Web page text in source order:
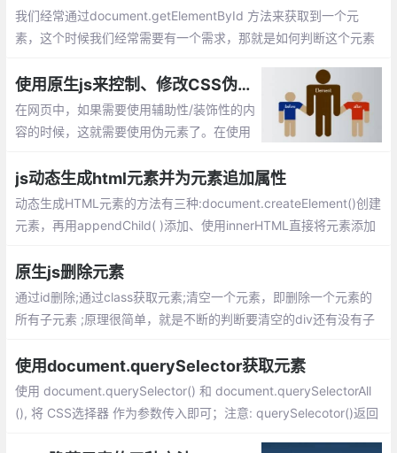
我们经常通过document.getElementById 方法来获取到一个元
素，这个时候我们经常需要有一个需求，那就是如何判断这个元素
previousSibling 属性，额外需要注意的是该属性会遍历text节点，
即回车键。
使用原生js来控制、修改CSS伪元素的方法总汇, 例如:before和:after
在网页中，如果需要使用辅助性/装饰性的内
容的时候，这就需要使用伪元素了。在使用
它，这篇文章主要就介绍下如果间接的控
制、修改css中伪元素的方法
js动态生成html元素并为元素追加属性
动态生成HTML元素的方法有三种:document.createElement()创建
元素，再用appendChild( )添加、使用innerHTML直接将元素添加
原生js删除元素
通过id删除;通过class获取元素;清空一个元素，即删除一个元素的
所有子元素 ;原理很简单，就是不断的判断要清空的div还有没有子
删除完毕为止。
使用document.querySelector获取元素
使用 document.querySelector() 和 document.querySelectorAll
(), 将 CSS选择器 作为参数传入即可；注意: querySelecotor()返回